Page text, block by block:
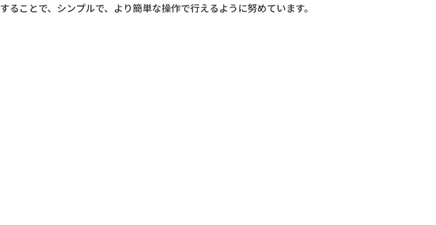
することで、シンプルで、より簡単な操作で行えるように努めています。